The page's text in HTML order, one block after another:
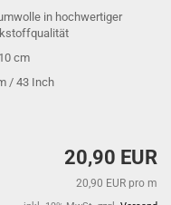
in hochwertiger
cm
/ 43 Inch
20,90 EUR
20,90 EUR pro m